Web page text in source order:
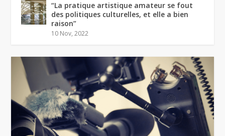
“La pratique artistique amateur se fout
des politiques culturelles, et elle a bien
raison”
10 Nov, 2022